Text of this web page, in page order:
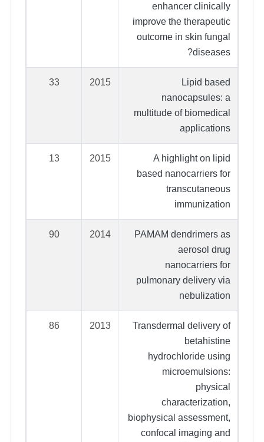
enhancer clinically
improve the therapeutic
outcome in skin fungal
diseases?
Lipid based
nanocapsules: a
multitude of biomedical
applications
2015
33
A highlight on lipid
based nanocarriers for
transcutaneous
immunization
2015
13
PAMAM dendrimers as
aerosol drug
nanocarriers for
pulmonary delivery via
nebulization
2014
90
Transdermal delivery of
betahistine
hydrochloride using
microemulsions:
physical
characterization,
biophysical assessment,
confocal imaging and
2013
86